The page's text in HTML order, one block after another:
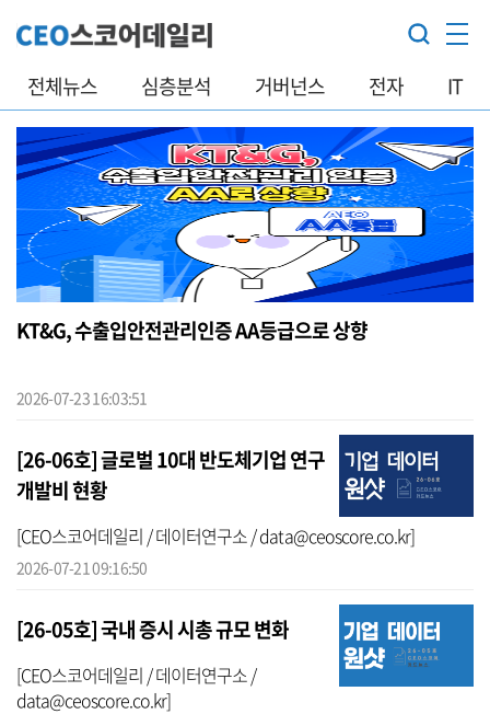
전체뉴스 심층분석 거버넌스 전자 IT
KT&G, 수출입안전관리인증 AA등급으로 상향
2026-07-23 16:03:51
[26-06호] 글로벌 10대 반도체기업 연구
개발비 현황
[CEO스코어데일리 / 데이터연구소 / data@ceoscore.co.kr]
2026-07-21 09:16:50
[26-05호] 국내 증시 시총 규모 변화
[CEO스코어데일리 / 데이터연구소 /
data@ceoscore.co.kr]